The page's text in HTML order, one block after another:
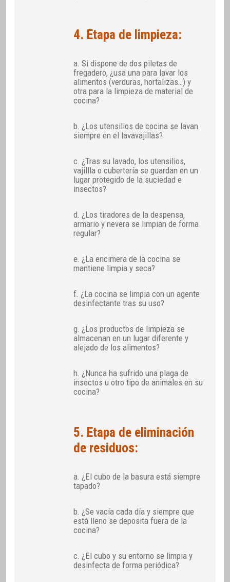
4. Etapa de limpieza:
a. Si dispone de dos piletas de
fregadero, ¿usa una para lavar los
alimentos (verduras, hortalizas…) y
otra para la limpieza de material de
cocina?
b. ¿Los utensilios de cocina se lavan
siempre en el lavavajillas?
c. ¿Tras su lavado, los utensilios,
vajillla o cubertería se guardan en un
lugar protegido de la suciedad e
insectos?
d. ¿Los tiradores de la despensa,
armario y nevera se limpian de forma
regular?
e. ¿La encimera de la cocina se
mantiene limpia y seca?
f. ¿La cocina se limpia con un agente
desinfectante tras su uso?
g. ¿Los productos de limpieza se
almacenan en un lugar diferente y
alejado de los alimentos?
h. ¿Nunca ha sufrido una plaga de
insectos u otro tipo de animales en su
cocina?
5. Etapa de eliminación
de residuos:
a. ¿El cubo de la basura está siempre
tapado?
b. ¿Se vacía cada día y siempre que
está lleno se deposita fuera de la
cocina?
c. ¿El cubo y su entorno se limpia y
desinfecta de forma periódica?